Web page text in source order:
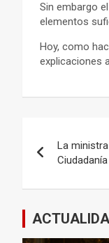
Sin embargo
elementos
Hoy, como
explicaciones
de
entradas
La